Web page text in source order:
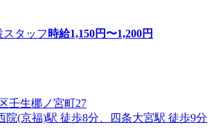
タッフ 時給1,150円〜1,200円
壬生梛ノ宮町27
院(京福)駅 徒歩8分、四条大宮駅 徒歩9分